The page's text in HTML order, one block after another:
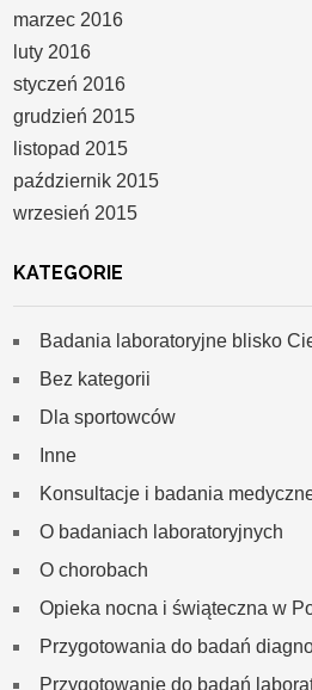
marzec 2016
luty 2016
styczeń 2016
grudzień 2015
listopad 2015
październik 2015
wrzesień 2015
KATEGORIE
Badania laboratoryjne blisko
Bez kategorii
Dla sportowców
Inne
Konsultacje i badania
O badaniach laboratoryjnych
O chorobach
Opieka nocna i świąteczna w
Przygotowania do badań
Przygotowanie do badań